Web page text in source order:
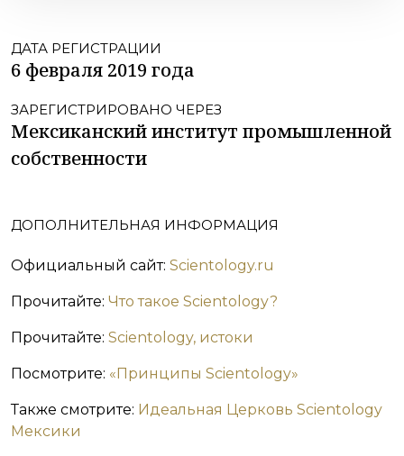
ДАТА РЕГИСТРАЦИИ
6 февраля 2019 года
ЗАРЕГИСТРИРОВАНО ЧЕРЕЗ
Мексиканский институт промышленной
собственности
ДОПОЛНИТЕЛЬНАЯ ИНФОРМАЦИЯ
Официальный сайт: Scientology.ru
Прочитайте: Что такое Scientology?
Прочитайте: Scientology, истоки
Посмотрите: «Принципы Scientology»
Также смотрите: Идеальная Церковь Scientology
Мексики